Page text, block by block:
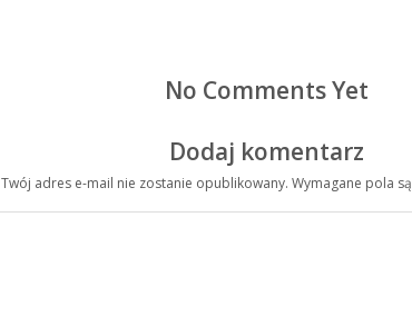
No Comments Yet
Dodaj komentarz
Twój adres e-mail nie zostanie opublikowany. Wymagane pola